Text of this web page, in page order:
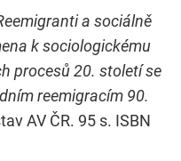
a sociálně
k sociologickému
procesů 20. století se
reemigracím 90.
AV ČR. 95 s. ISBN